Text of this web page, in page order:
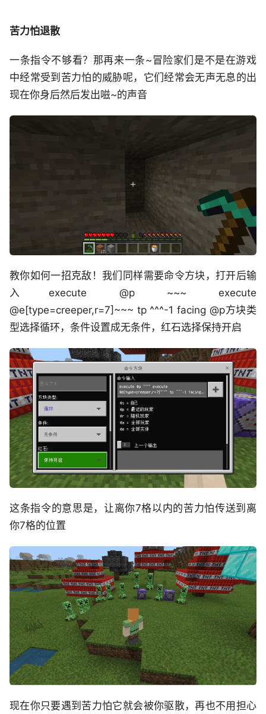
苦力怕退散
一条指令不够看？那再来一条~冒险家们是不是在游戏
中经常受到苦力怕的威胁呢，它们经常会无声无息的出
现在你身后然后发出嗞~的声音
教你如何一招克敌！我们同样需要命令方块，打开后输
入execute @p ~~~ execute
@e[type=creeper,r=7]~~~ tp ^^^-1 facing @p方块类
型选择循环，条件设置成无条件，红石选择保持开启
这条指令的意思是，让离你7格以内的苦力怕传送到离
你7格的位置
现在你只要遇到苦力怕它就会被你驱散，再也不用担心